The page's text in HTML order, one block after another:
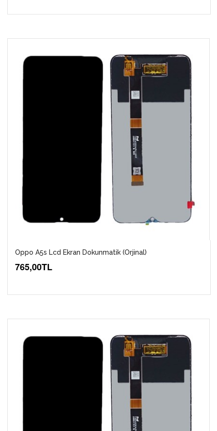
Oppo A5s Lcd Ekran Dokunmatik (Orjinal)
765,00TL